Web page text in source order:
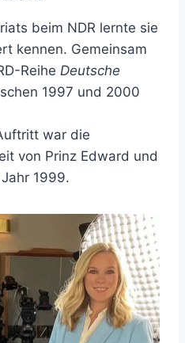
beim NDR lernte sie
kennen. Gemeinsam
Reihe Deutsche
1997 und 2000
war die
von Prinz Edward und
1999.